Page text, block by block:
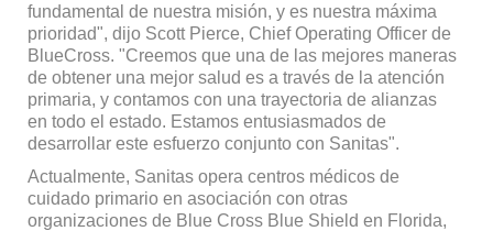
fundamental de nuestra misión, y es nuestra máxima
prioridad", dijo Scott Pierce, Chief Operating Officer de
BlueCross. "Creemos que una de las mejores maneras
de obtener una mejor salud es a través de la atención
primaria, y contamos con una trayectoria de alianzas
en todo el estado. Estamos entusiasmados de
desarrollar este esfuerzo conjunto con Sanitas".
Actualmente, Sanitas opera centros médicos de
cuidado primario en asociación con otras
organizaciones de Blue Cross Blue Shield en Florida,